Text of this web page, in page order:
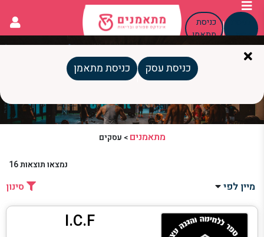
עסק
כניסת
מתאמן
כניסת עסק כניסת מתאמן
איגרוף תאילנדי
מתאמנים > עסקים
נמצאו תוצאות16
מיין לפי סינון
I.C.F